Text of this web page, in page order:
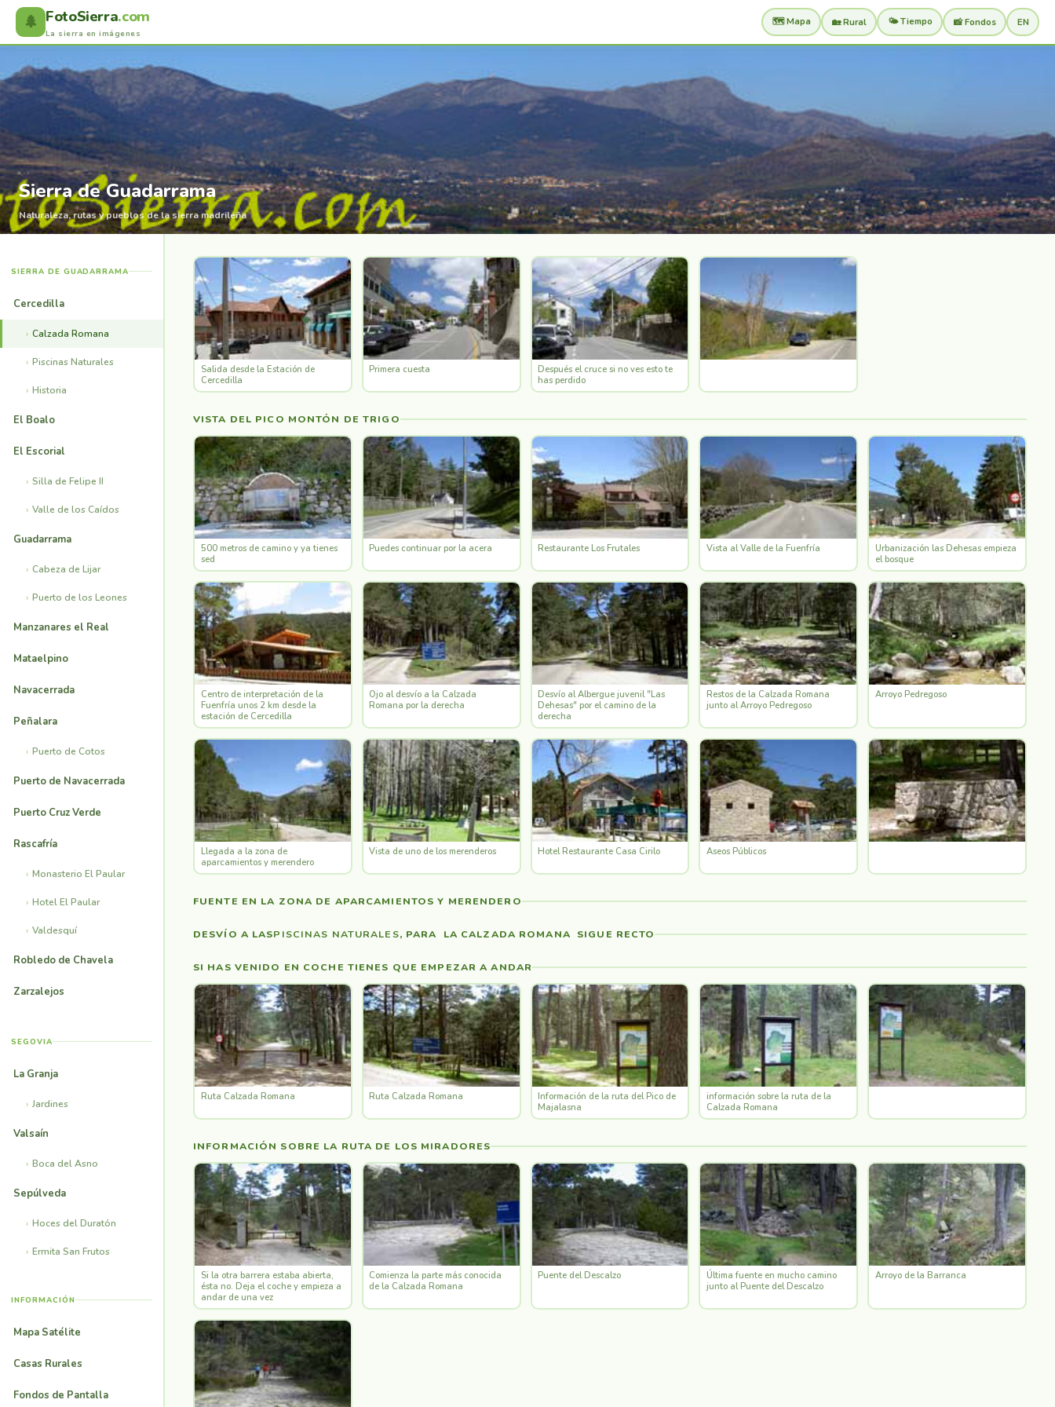
🌲 FotoSierra.com
La sierra en imágenes
🗺️ Mapa 🏡 Rural 🌤️ Tiempo 📸 Fondos EN
Sierra de Guadarrama
Naturaleza, rutas y pueblos de la sierra madrileña
SIERRA DE GUADARRAMA
Cercedilla
Calzada Romana
Piscinas Naturales
Historia
El Boalo
El Escorial
Silla de Felipe II
Valle de los Caídos
Guadarrama
Cabeza de Lijar
Puerto de los Leones
Manzanares el Real
Mataelpino
Navacerrada
Peñalara
Puerto de Cotos
Puerto de Navacerrada
Puerto Cruz Verde
Rascafría
Monasterio El Paular
Hotel El Paular
Valdesquí
Robledo de Chavela
Zarzalejos
SEGOVIA
La Granja
Jardines
Valsaín
Boca del Asno
Sepúlveda
Hoces del Duratón
Ermita San Frutos
INFORMACIÓN
Mapa Satélite
Casas Rurales
Fondos de Pantalla
Salida desde la Estación de
Cercedilla
Primera cuesta
Después el cruce si no ves esto te
has perdido
VISTA DEL PICO MONTÓN DE TRIGO
500 metros de camino y ya tienes
sed
Puedes continuar por la acera Restaurante Los Frutales Vista al Valle de la Fuenfría
Urbanización las Dehesas empieza
el bosque
Centro de interpretación de la
Fuenfría unos 2 km desde la
estación de Cercedilla
Ojo al desvío a la Calzada
Romana por la derecha
Desvío al Albergue juvenil "Las
Dehesas" por el camino de la
derecha
Restos de la Calzada Romana
junto al Arroyo Pedregoso
Arroyo Pedregoso
Llegada a la zona de
aparcamientos y merendero
Vista de uno de los merenderos Hotel Restaurante Casa Cirilo Aseos Públicos
FUENTE EN LA ZONA DE APARCAMIENTOS Y MERENDERO
DESVÍO A LASPISCINAS NATURALES, PARA LA CALZADA ROMANA SIGUE RECTO
SI HAS VENIDO EN COCHE TIENES QUE EMPEZAR A ANDAR
Ruta Calzada Romana Ruta Calzada Romana
Información de la ruta del Pico de
Majalasna
información sobre la ruta de la
Calzada Romana
INFORMACIÓN SOBRE LA RUTA DE LOS MIRADORES
Si la otra barrera estaba abierta,
ésta no. Deja el coche y empieza a
andar de una vez
Comienza la parte más conocida
de la Calzada Romana
Puente del Descalzo
Última fuente en mucho camino
junto al Puente del Descalzo
Arroyo de la Barranca